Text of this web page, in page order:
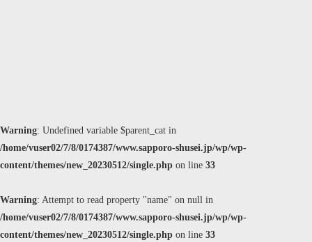
Warning: Undefined variable $parent_cat in
/home/vuser02/7/8/0174387/www.sapporo-shusei.jp/wp/wp-
content/themes/new_20230512/single.php on line 33
Warning: Attempt to read property "name" on null in
/home/vuser02/7/8/0174387/www.sapporo-shusei.jp/wp/wp-
content/themes/new_20230512/single.php on line 33